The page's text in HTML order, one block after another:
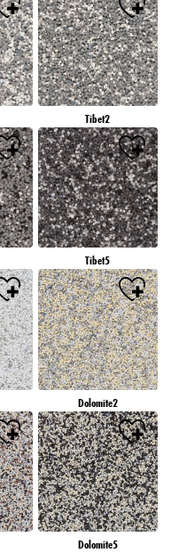
Tibet2
Tibet5
Dolomite2
Dolomite5